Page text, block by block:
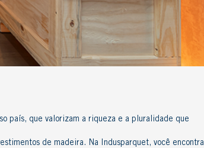
país, que valorizam a riqueza e a pluralidade que
de madeira . Na Indusparquet, você encontra